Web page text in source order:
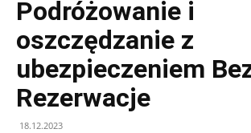
Portal
Podróżowanie i
oszczędzanie z
ubezpieczeniem
Rezerwacje
18.12.2023